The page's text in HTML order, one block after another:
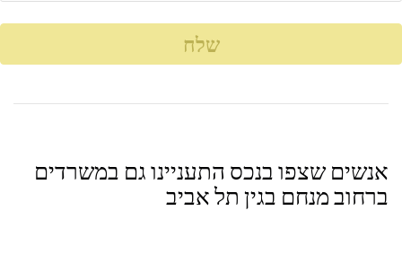
אנשים שצפו בנכס התעניינו גם במשרדים
ברחוב מנחם בגין תל אביב